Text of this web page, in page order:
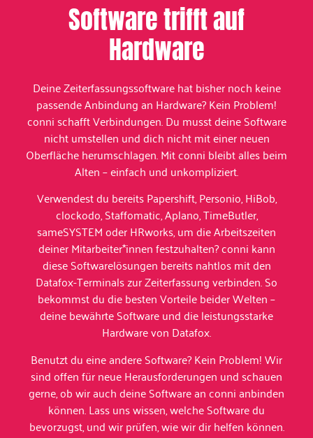
Software trifft auf
Hardware
Deine Zeiterfassungssoftware hat bisher noch keine
passende Anbindung an Hardware? Kein Problem!
conni schafft Verbindungen. Du musst deine Software
nicht umstellen und dich nicht mit einer neuen
Oberfläche herumschlagen. Mit conni bleibt alles beim
Alten – einfach und unkompliziert.
Verwendest du bereits Papershift, Personio, HiBob,
clockodo, Staffomatic, Aplano, TimeButler,
sameSYSTEM oder HRworks, um die Arbeitszeiten
deiner Mitarbeiter*innen festzuhalten? conni kann
diese Softwarelösungen bereits nahtlos mit den
Datafox-Terminals zur Zeiterfassung verbinden. So
bekommst du die besten Vorteile beider Welten –
deine bewährte Software und die leistungsstarke
Hardware von Datafox.
Benutzt du eine andere Software? Kein Problem! Wir
sind offen für neue Herausforderungen und schauen
gerne, ob wir auch deine Software an conni anbinden
können. Lass uns wissen, welche Software du
bevorzugst, und wir prüfen, wie wir dir helfen können.